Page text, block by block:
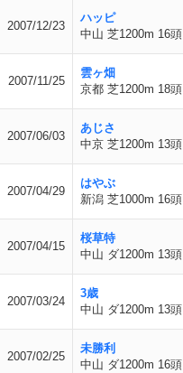
2007/12/23
ハッピ
中山 芝1200m 16頭
2007/11/25
雲ヶ畑
京都 芝1200m 18頭
2007/06/03
あじさ
中京 芝1200m 13頭
2007/04/29
はやぶ
新潟 芝1000m 16頭
2007/04/15
桜草特
中山 ダ1200m 13頭
2007/03/24
3歳
中山 ダ1200m 13頭
2007/02/25
未勝利
中山 ダ1200m 16頭